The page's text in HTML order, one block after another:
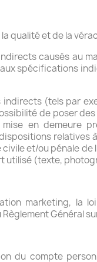
qualité et de la
causés au
spécifications
(tels par
de poser
en demeure
relatives
et/ou pénale
utilisé (texte,
marketing, la
Général
du compte